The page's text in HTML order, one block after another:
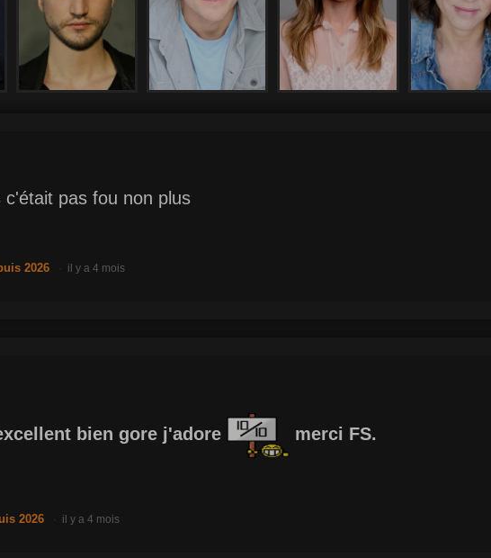
pas fou non plus
2026 il y a 4 mois
bien gore j'adore merci FS.
2026 il y a 4 mois